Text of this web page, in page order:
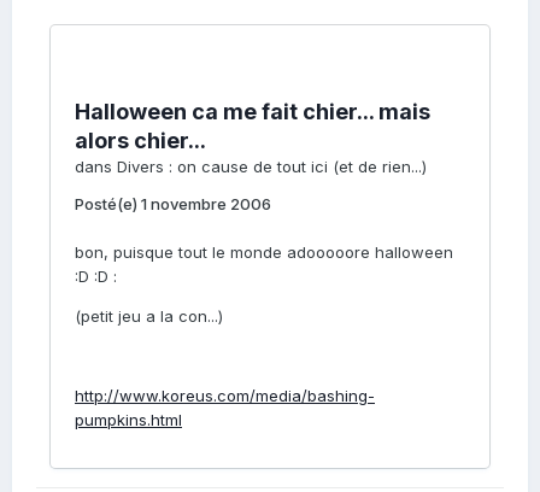
Halloween ca me fait chier... mais
alors chier...
dans Divers : on cause de tout ici (et de rien...)
Posté(e) 1 novembre 2006
bon, puisque tout le monde adooooore halloween
:D :D :
(petit jeu a la con...)
http://www.koreus.com/media/bashing-
pumpkins.html